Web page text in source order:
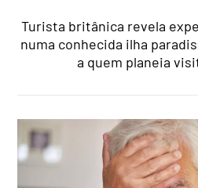
Turista britânica revela
numa conhecida ilha
a quem planeia